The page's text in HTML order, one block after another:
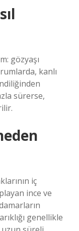
gözyaşı
kanlı
sürerse,
iç
ince ve
genellikle